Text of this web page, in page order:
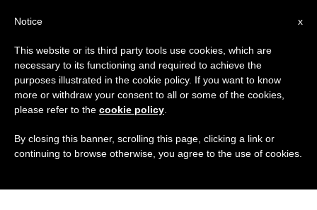
x
Notice
This website or its third party tools use cookies, which are
necessary to its functioning and required to achieve the
purposes illustrated in the cookie policy. If you want to know
more or withdraw your consent to all or some of the cookies,
please refer to the cookie policy
By closing this banner, scrolling this page, clicking a link or
continuing to browse otherwise, you agree to the use of cookies.